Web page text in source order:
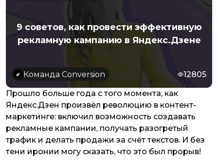
9 советов, как провести эффективную
рекламную кампанию в Яндекс.Дзене
Команда Conversion 12805
Прошло больше года с того момента, как
Яндекс.Дзен произвёл революцию в контент-
маркетинге: включил возможность создавать
рекламные кампании, получать разогретый
трафик и делать продажи за счёт текстов. И без
тени иронии могу сказать, что это был прорыв!